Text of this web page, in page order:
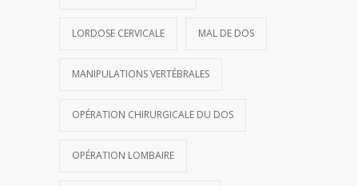
LORDOSE CERVICALE MAL DE DOS
MANIPULATIONS VERTÉBRALES
OPÉRATION CHIRURGICALE DU DOS
OPÉRATION LOMBAIRE